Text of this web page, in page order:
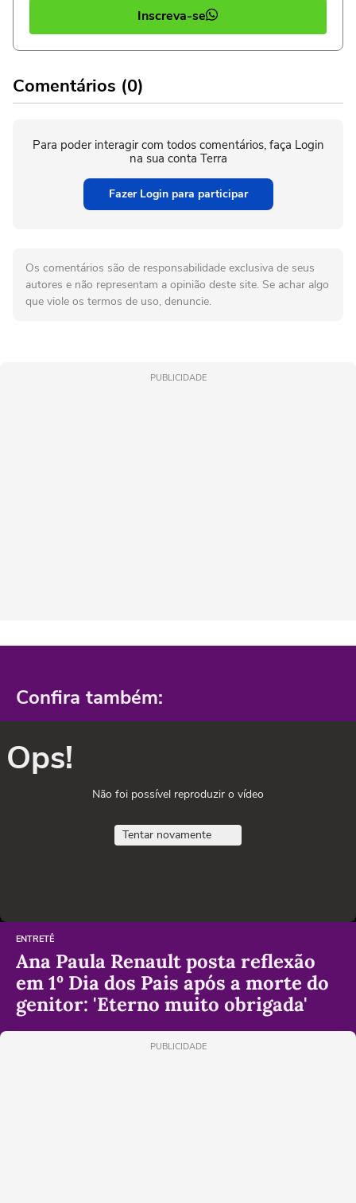
Inscreva-se
Comentários (0)
Para poder interagir com todos comentários, faça Login
na sua conta Terra
Fazer Login para participar
Os comentários são de responsabilidade exclusiva de seus
autores e não representam a opinião deste site. Se achar algo
que viole os termos de uso, denuncie.
PUBLICIDADE
Confira também:
Ops!
Não foi possível reproduzir o vídeo
Tentar novamente
ENTRETÊ
Ana Paula Renault posta reflexão
em 1º Dia dos Pais após a morte do
genitor: 'Eterno muito obrigada'
PUBLICIDADE